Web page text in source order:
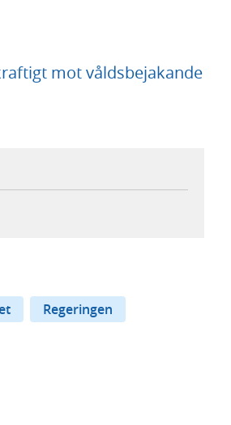
mot våldsbejakande
Regeringen